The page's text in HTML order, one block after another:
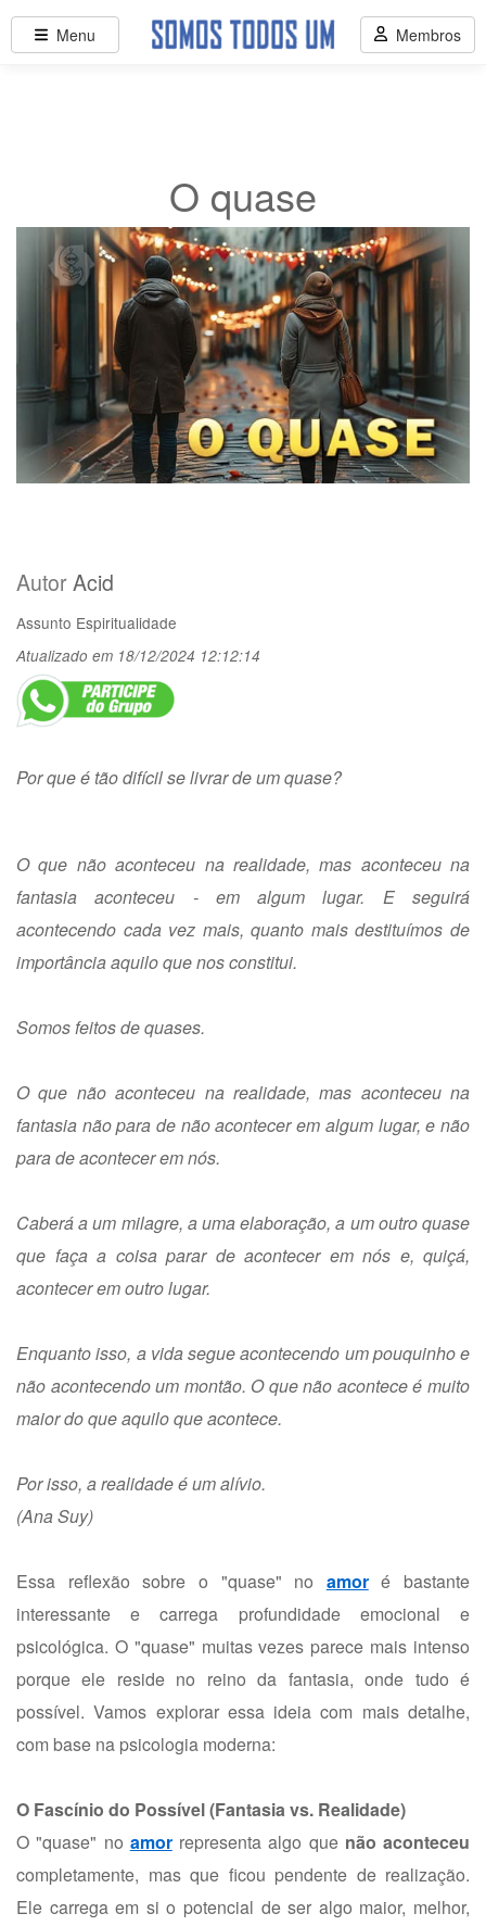
O quase
AutorAcid
Assunto Espiritualidade
Atualizado em 18/12/2024 12:12:14
Por que é tão difícil se livrar de um quase?
O que não aconteceu na realidade, mas aconteceu na
fantasia aconteceu - em algum lugar. E seguirá
acontecendo cada vez mais, quanto mais destituímos de
importância aquilo que nos constitui.
Somos feitos de quases.
O que não aconteceu na realidade, mas aconteceu na
fantasia não para de não acontecer em algum lugar, e não
para de acontecer em nós.
Caberá a um milagre, a uma elaboração, a um outro quase
que faça a coisa parar de acontecer em nós e, quiçá,
acontecer em outro lugar.
Enquanto isso, a vida segue acontecendo um pouquinho e
não acontecendo um montão. O que não acontece é muito
maior do que aquilo que acontece.
Por isso, a realidade é um alívio.
(Ana Suy)
Essa reflexão sobre o "quase" no amoré bastante
interessante e carrega profundidade emocional e
psicológica. O "quase" muitas vezes parece mais intenso
porque ele reside no reino da fantasia, onde tudo é
possível. Vamos explorar essa ideia com mais detalhe,
com base na psicologia moderna:
O Fascínio do Possível (Fantasia vs. Realidade)
O "quase" no amorrepresenta algo que não aconteceu
completamente, mas que ficou pendente de realização.
Ele carrega em si o potencial de ser algo maior, melhor,
Menu Membros